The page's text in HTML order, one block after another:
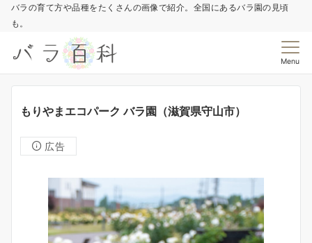
バラの育て方や品種をたくさんの画像で紹介。全国にあるバラ園の見頃
も。
Menu
もりやまエコパーク バラ園（滋賀県守山市）
広告